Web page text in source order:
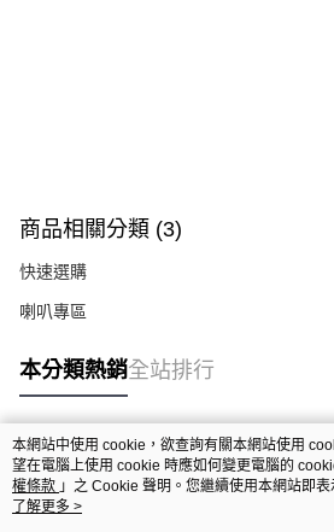
商品相關分類 (3)
快速選購
喇叭專區
本分類熱銷全站排行
熱門標籤
本網站中使用 cookie，欲查詢有關本網站使用
望在電腦上使用 cookie 時應如何變更電腦的
權條款 」之 Cookie 聲明。您繼續使用本網站即
用條款之 Cookie 聲明使用 cookie。
了解更多 >